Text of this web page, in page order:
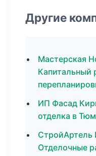
Другие
Мастерская
Капитальный
ИП Фасад
отделка в
СтройАртель
Отделочные